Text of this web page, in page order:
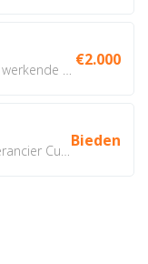
€2.000
Bieden